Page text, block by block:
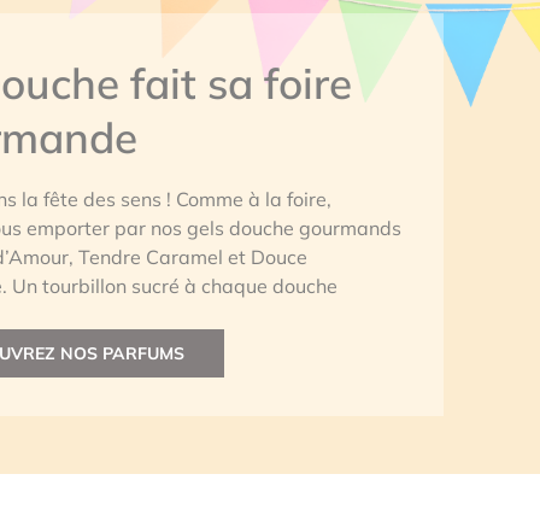
foire
à la foire,
gourmands
Douce
douche